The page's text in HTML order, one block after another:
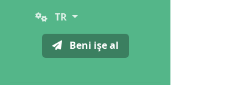
TR
Beni işe al